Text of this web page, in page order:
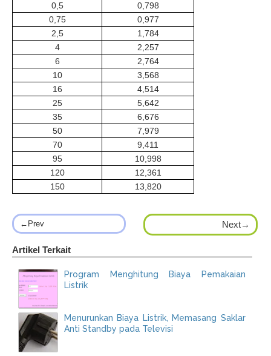
0,5
0,798
0,75
0,977
2,5
1,784
4
2,257
6
2,764
10
3,568
16
4,514
25
5,642
35
6,676
50
7,979
70
9,411
95
10,998
120
12,361
150
13,820
Next→
←Prev
Artikel Terkait
Program Menghitung Biaya Pemakaian
Listrik
Menurunkan Biaya Listrik, Memasang Saklar
Anti Standby pada Televisi